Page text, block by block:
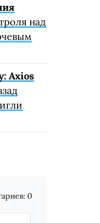
над
Axios
0